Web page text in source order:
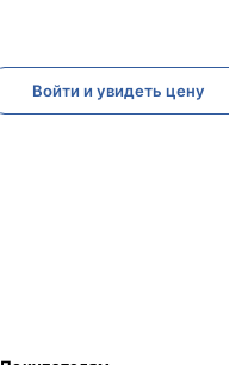
Войти и увидеть цену